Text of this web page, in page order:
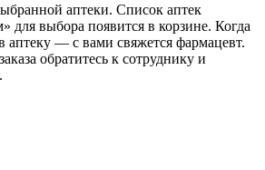
аптеки. Список аптек
для выбора появится в корзине. Когда
аптеку — с вами свяжется фармацевт.
обратитесь к сотруднику и